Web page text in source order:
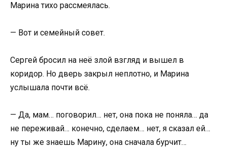
Марина тихо рассмеялась.
— Вот и семейный совет.
Сергей бросил на неё злой взгляд и вышел в
коридор. Но дверь закрыл неплотно, и Марина
услышала почти всё.
— Да, мам… поговорил… нет, она пока не поняла… да
не переживай… конечно, сделаем… нет, я сказал ей…
ну ты же знаешь Марину, она сначала бурчит…